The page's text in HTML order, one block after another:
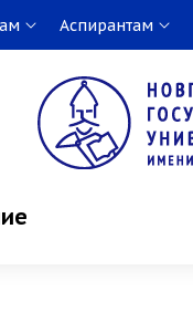
Аспирантам